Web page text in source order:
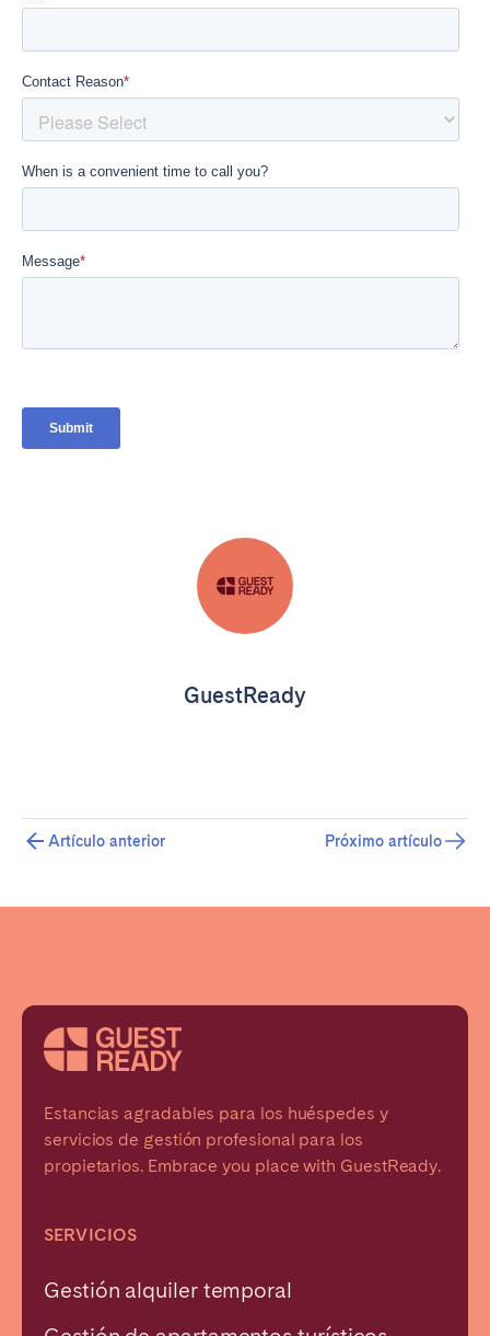
GuestReady
Artículo anterior Próximo artículo
Estancias agradables para los huéspedes y
servicios de gestión profesional para los
propietarios. Embrace you place with GuestReady.
SERVICIOS
Gestión alquiler temporal